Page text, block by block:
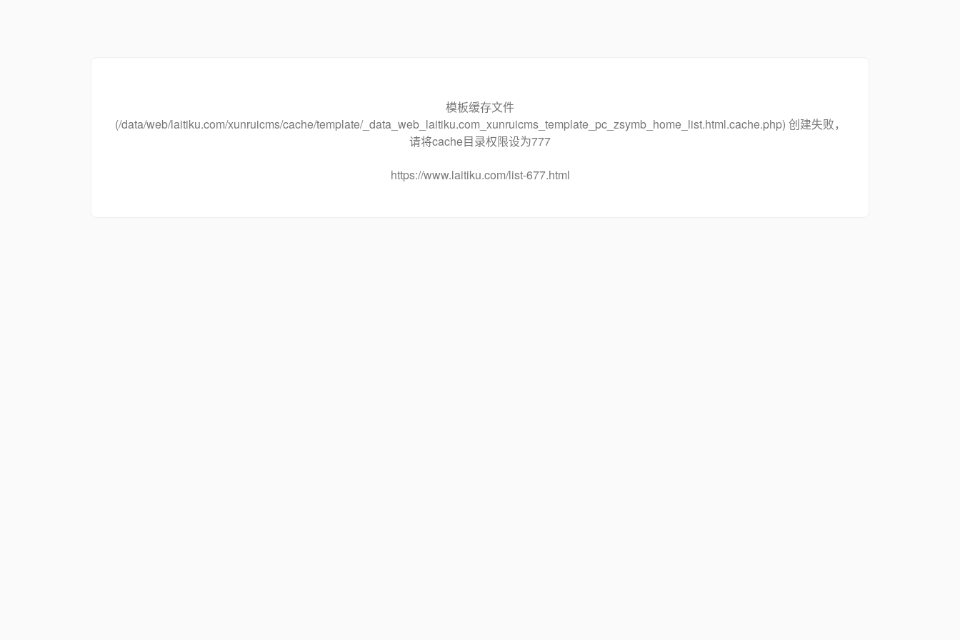
模板缓存文件
(/data/web/laitiku.com/xunruicms/cache/template/_data_web_laitiku.com_xunruicms_template_pc_zsymb_home_list.html.cache.php) 创建失败，
请将cache目录权限设为777
https://www.laitiku.com/list-677.html